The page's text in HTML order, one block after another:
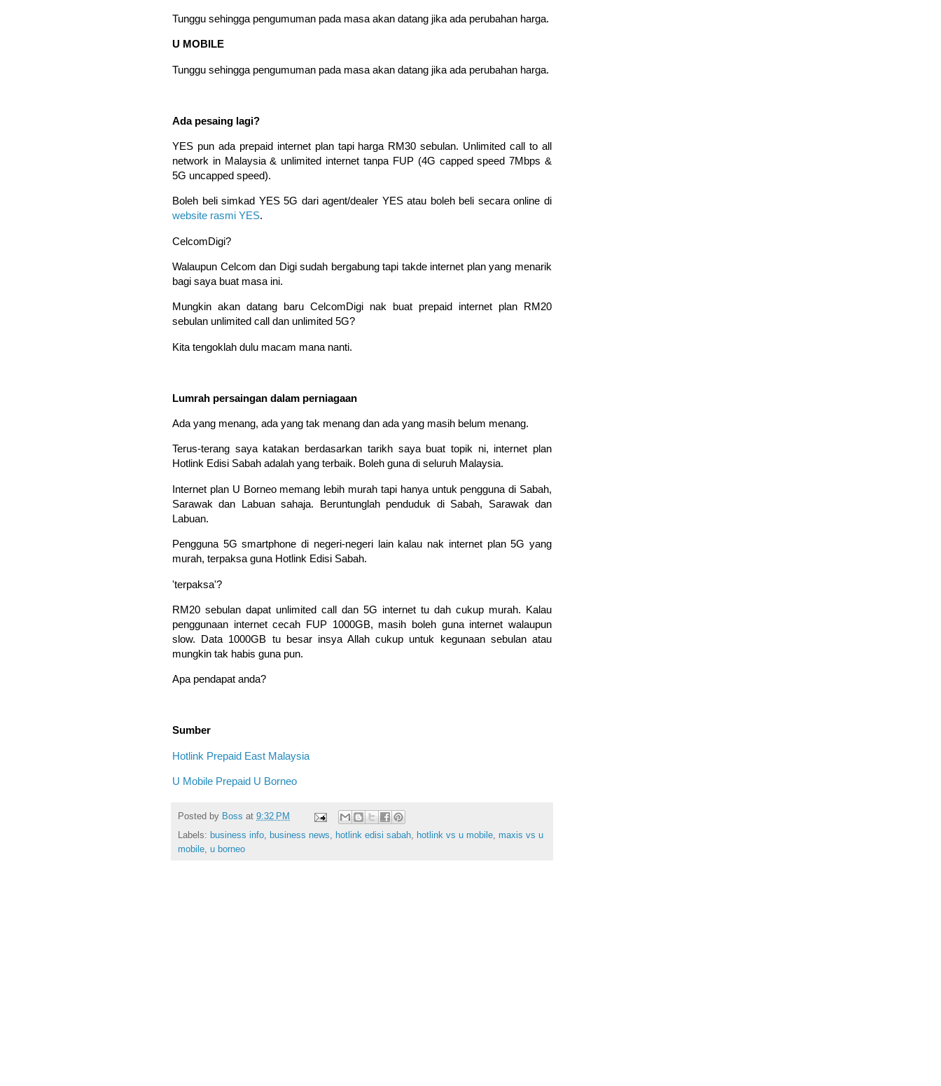
Tunggu sehingga pengumuman pada masa akan datang jika ada perubahan harga.
U MOBILE
Tunggu sehingga pengumuman pada masa akan datang jika ada perubahan harga.
Ada pesaing lagi?
YES pun ada prepaid internet plan tapi harga RM30 sebulan. Unlimited call to all
network in Malaysia & unlimited internet tanpa FUP (4G capped speed 7Mbps &
5G uncapped speed).
Boleh beli simkad YES 5G dari agent/dealer YES atau boleh beli secara online di
website rasmi YES.
CelcomDigi?
Walaupun Celcom dan Digi sudah bergabung tapi takde internet plan yang menarik
bagi saya buat masa ini.
Mungkin akan datang baru CelcomDigi nak buat prepaid internet plan RM20
sebulan unlimited call dan unlimited 5G?
Kita tengoklah dulu macam mana nanti.
Lumrah persaingan dalam perniagaan
Ada yang menang, ada yang tak menang dan ada yang masih belum menang.
Terus-terang saya katakan berdasarkan tarikh saya buat topik ni, internet plan
Hotlink Edisi Sabah adalah yang terbaik. Boleh guna di seluruh Malaysia.
Internet plan U Borneo memang lebih murah tapi hanya untuk pengguna di Sabah,
Sarawak dan Labuan sahaja. Beruntunglah penduduk di Sabah, Sarawak dan
Labuan.
Pengguna 5G smartphone di negeri-negeri lain kalau nak internet plan 5G yang
murah, terpaksa guna Hotlink Edisi Sabah.
'terpaksa'?
RM20 sebulan dapat unlimited call dan 5G internet tu dah cukup murah. Kalau
penggunaan internet cecah FUP 1000GB, masih boleh guna internet walaupun
slow. Data 1000GB tu besar insya Allah cukup untuk kegunaan sebulan atau
mungkin tak habis guna pun.
Apa pendapat anda?
Sumber
Hotlink Prepaid East Malaysia
U Mobile Prepaid U Borneo
Posted by Boss at 9:32 PM
Labels: business info, business news, hotlink edisi sabah, hotlink vs u mobile, maxis vs u
mobile, u borneo